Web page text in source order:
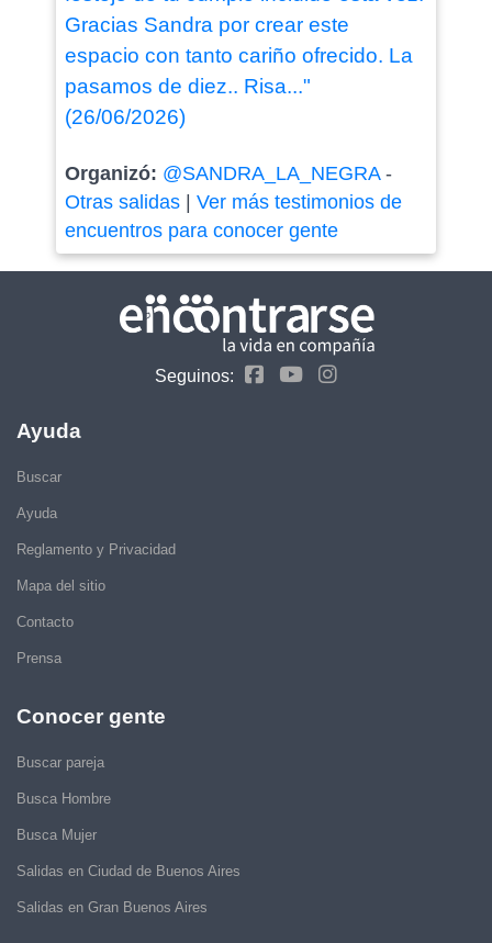
Gracias Sandra por crear este
espacio con tanto cariño ofrecido. La
pasamos de diez.. Risa..."
(26/06/2026)
Organizó: @SANDRA_LA_NEGRA-
Otras salidas| Ver más testimonios de
encuentros para conocer gente
Seguinos:
Ayuda
Buscar
Ayuda
Reglamento y Privacidad
Mapa del sitio
Contacto
Prensa
Conocer gente
Buscar pareja
Busca Hombre
Busca Mujer
Salidas en Ciudad de Buenos Aires
Salidas en Gran Buenos Aires